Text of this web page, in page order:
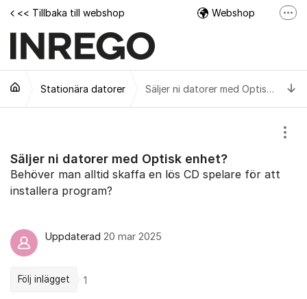
Hoppa till innehåll
<< Tillbaka till webshop Webshop
Tech Support Video
Stationära datorer Säljer ni datorer med Optisk enhet?
Säljer ni datorer med Optisk enhet?
Behöver man alltid skaffa en lös CD spelare för att
installera program?
Uppdaterad 20 mar 2025
Följ inlägget 1